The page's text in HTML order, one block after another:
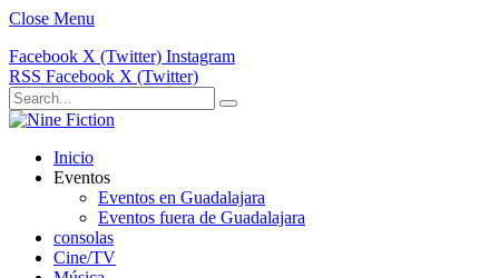
Close Menu
Facebook X (Twitter) Instagram
RSS Facebook X (Twitter)
Inicio
Eventos
Eventos en Guadalajara
Eventos fuera de Guadalajara
consolas
Cine/TV